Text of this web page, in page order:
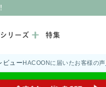
シリーズ 特集
ビューHACOONに届いたお客様の声